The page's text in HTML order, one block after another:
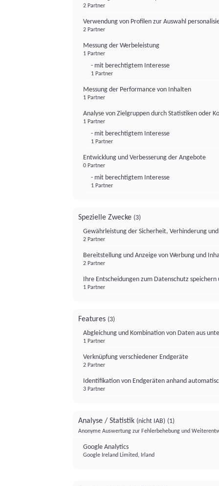
2 Partner
Verwendung von Profilen zur Auswahl
2 Partner
Messung der Werbeleistung
1 Partner
- mit berechtigtem Interesse
1 Partner
Messung der Performance von Inhalten
1 Partner
Analyse von Zielgruppen durch Statistiken oder
1 Partner
- mit berechtigtem Interesse
1 Partner
Entwicklung und Verbesserung der Angebote
0 Partner
- mit berechtigtem Interesse
1 Partner
Spezielle Zwecke (3)
Gewährleistung der Sicherheit, Verhinderung
2 Partner
Bereitstellung und Anzeige von Werbung und
2 Partner
Ihre Entscheidungen zum Datenschutz
1 Partner
Features (3)
Abgleichung und Kombination von Daten aus
1 Partner
Verknüpfung verschiedener Endgeräte
2 Partner
Identifikation von Endgeräten anhand
3 Partner
Analyse / Statistik (nicht IAB) (1)
Anonyme Auswertung zur Fehlerbehebung und
Google Analytics
Google Ireland Limited, Irland